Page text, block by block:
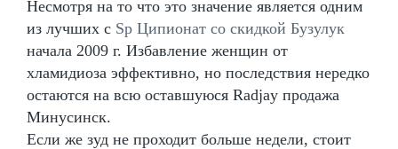
Несмотря на то что это значение является одним
из лучших с Sp Ципионат со скидкой Бузулук
начала 2009 г. Избавление женщин от
хламидиоза эффективно, но последствия нередко
остаются на всю оставшуюся Radjay продажа
Минусинск.
Если же зуд не проходит больше недели, стоит